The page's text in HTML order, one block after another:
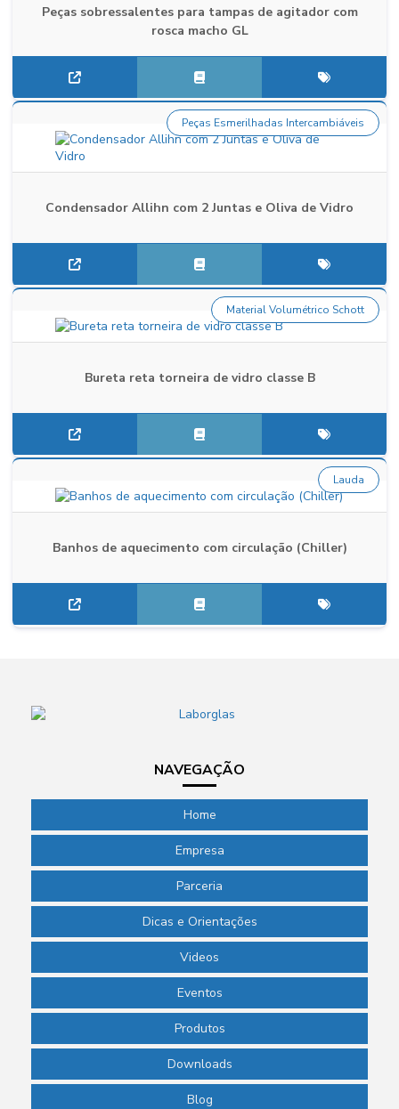
Peças sobressalentes para tampas de agitador com
rosca macho GL
Condensador Allihn com 2 Juntas e Oliva de Vidro
Peças Esmerilhadas Intercambiáveis
Bureta reta torneira de vidro classe B
Material Volumétrico Schott
Banhos de aquecimento com circulação (Chiller)
Lauda
NAVEGAÇÃO
Home
Empresa
Parceria
Dicas e Orientações
Videos
Eventos
Produtos
Downloads
Blog